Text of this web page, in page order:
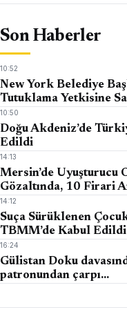
Son Haberler
10:52
New York Belediye
Tutuklama Yetkisine
10:50
Doğu Akdeniz’de
Edildi
14:13
Mersin’de Uyuşturucu
Gözaltında, 10 Firari
14:12
Suça Sürüklenen
TBMM’de Kabul Edildi
16:24
Gülistan Doku
patronundan çarpı…